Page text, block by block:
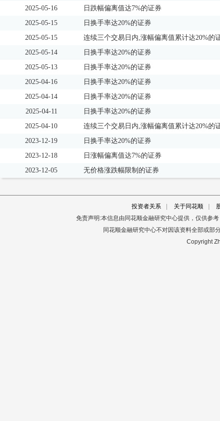
2025-05-16
日跌幅偏离值达7%的证券
2025-05-15
日换手率达20%的证券
2025-05-15
连续三个交易日内,涨幅偏离值累计达20%的
2025-05-14
日换手率达20%的证券
2025-05-13
日换手率达20%的证券
2025-04-16
日换手率达20%的证券
2025-04-14
日换手率达20%的证券
2025-04-11
日换手率达20%的证券
2025-04-10
连续三个交易日内,涨幅偏离值累计达20%的
2023-12-19
日换手率达20%的证券
2023-12-18
日涨幅偏离值达7%的证券
2023-12-05
无价格涨跌幅限制的证券
投资者关系 关于同花顺
免责声明:本信息由同花顺金融研究中心提供，仅供参
同花顺金融研究中心不对因该资料全部或部
Copyright